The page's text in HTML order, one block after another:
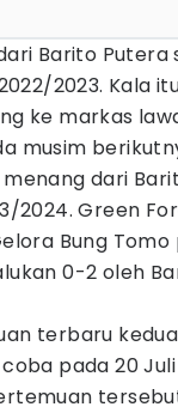
Barito
2023. Kala
ke markas
musim
dari
2024. Green
Bung
0-2 oleh
terbaru
pada 20